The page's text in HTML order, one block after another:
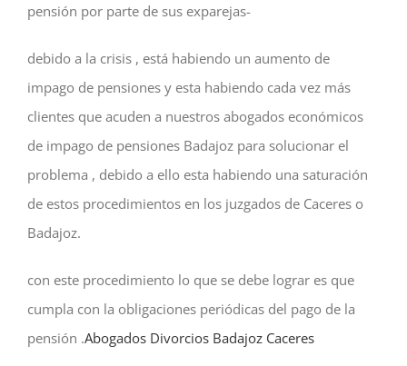
pensión por parte de sus exparejas-
debido a la crisis , está habiendo un aumento de
impago de pensiones y esta habiendo cada vez más
clientes que acuden a nuestros abogados económicos
de impago de pensiones Badajoz para solucionar el
problema , debido a ello esta habiendo una saturación
de estos procedimientos en los juzgados de Caceres o
Badajoz.
con este procedimiento lo que se debe lograr es que
cumpla con la obligaciones periódicas del pago de la
pensión .Abogados Divorcios Badajoz Caceres